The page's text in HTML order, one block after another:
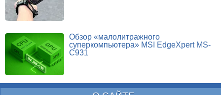
Обзор «малолитражного
суперкомпьютера» MSI EdgeXpert MS-
C931